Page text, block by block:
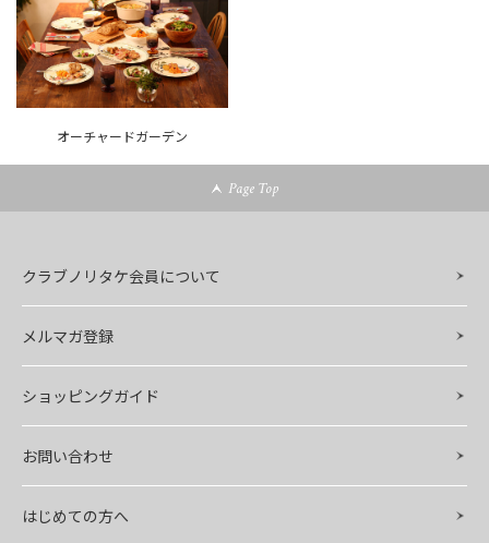
オーチャードガーデン
Page Top
クラブノリタケ会員について
メルマガ登録
ショッピングガイド
お問い合わせ
はじめての方へ